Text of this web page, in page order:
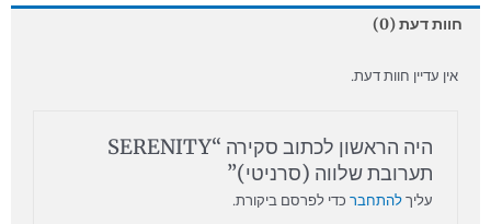
חוות דעת (0)
אין עדיין חוות דעת.
היה הראשון לכתוב סקירה “SERENITY
תערובת שלווה (סרניטי)”
עליךלהתחברכדי לפרסם ביקורת.